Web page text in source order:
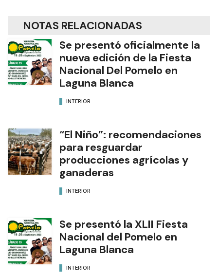
NOTAS RELACIONADAS
Se presentó oficialmente la
nueva edición de la Fiesta
Nacional Del Pomelo en
Laguna Blanca
INTERIOR
“El Niño”: recomendaciones
para resguardar
producciones agrícolas y
ganaderas
INTERIOR
Se presentó la XLII Fiesta
Nacional del Pomelo en
Laguna Blanca
INTERIOR